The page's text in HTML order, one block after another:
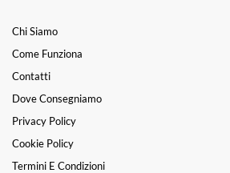
Chi Siamo
Come Funziona
Contatti
Dove Consegniamo
Privacy Policy
Cookie Policy
Termini E Condizioni